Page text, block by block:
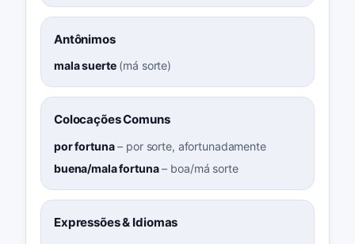
Antônimos
mala suerte(má sorte)
Colocações Comuns
por fortuna– por sorte, afortunadamente
buena/mala fortuna– boa/má sorte
Expressões & Idiomas